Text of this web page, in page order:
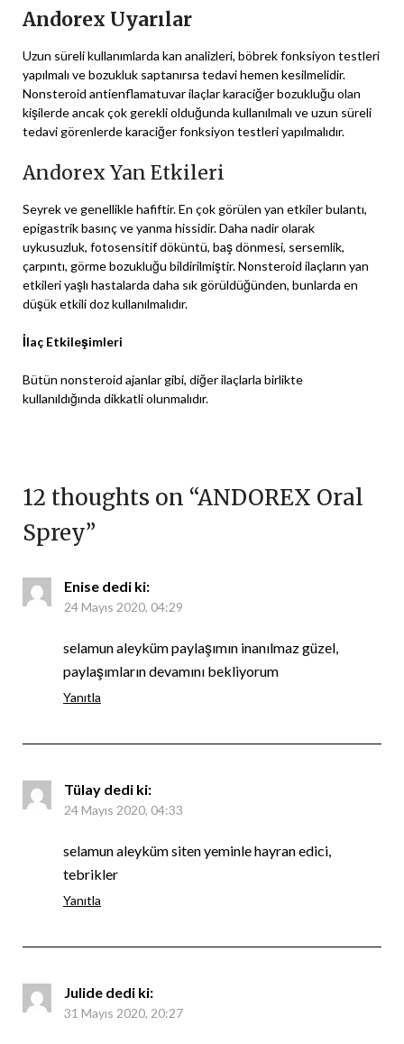
Andorex Uyarılar
Uzun süreli kullanımlarda kan analizleri, böbrek fonksiyon testleri
yapılmalı ve bozukluk saptanırsa tedavi hemen kesilmelidir.
Nonsteroid antienflamatuvar ilaçlar karaciğer bozukluğu olan
kişilerde ancak çok gerekli olduğunda kullanılmalı ve uzun süreli
tedavi görenlerde karaciğer fonksiyon testleri yapılmalıdır.
Andorex Yan Etkileri
Seyrek ve genellikle hafiftir. En çok görülen yan etkiler bulantı,
epigastrik basınç ve yanma hissidir. Daha nadir olarak
uykusuzluk, fotosensitif döküntü, baş dönmesi, sersemlik,
çarpıntı, görme bozukluğu bildirilmiştir. Nonsteroid ilaçların yan
etkileri yaşlı hastalarda daha sık görüldüğünden, bunlarda en
düşük etkili doz kullanılmalıdır.
İlaç Etkileşimleri
Bütün nonsteroid ajanlar gibi, diğer ilaçlarla birlikte
kullanıldığında dikkatli olunmalıdır.
12 thoughts on “ANDOREX Oral
Sprey”
Enise dedi ki:
24 Mayıs 2020, 04:29
selamun aleyküm paylaşımın inanılmaz güzel,
paylaşımların devamını bekliyorum
Yanıtla
Tülay dedi ki:
24 Mayıs 2020, 04:33
selamun aleyküm siten yeminle hayran edici,
tebrikler
Yanıtla
Julide dedi ki:
31 Mayıs 2020, 20:27